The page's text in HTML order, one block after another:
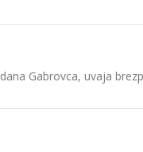
Gabrovca, uvaja